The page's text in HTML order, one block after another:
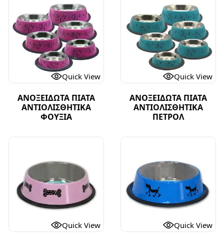
Quick View
ΑΝΟΞΕΙΔΩΤΑ ΠΙΑΤΑ
ΑΝΤΙΟΛΙΣΘΗΤΙΚΑ
ΦΟΥΞΙΑ
Quick View
ΑΝΟΞΕΙΔΩΤΑ ΠΙΑΤΑ
ΑΝΤΙΟΛΙΣΘΗΤΙΚΑ
ΠΕΤΡΟΛ
Quick View Quick View